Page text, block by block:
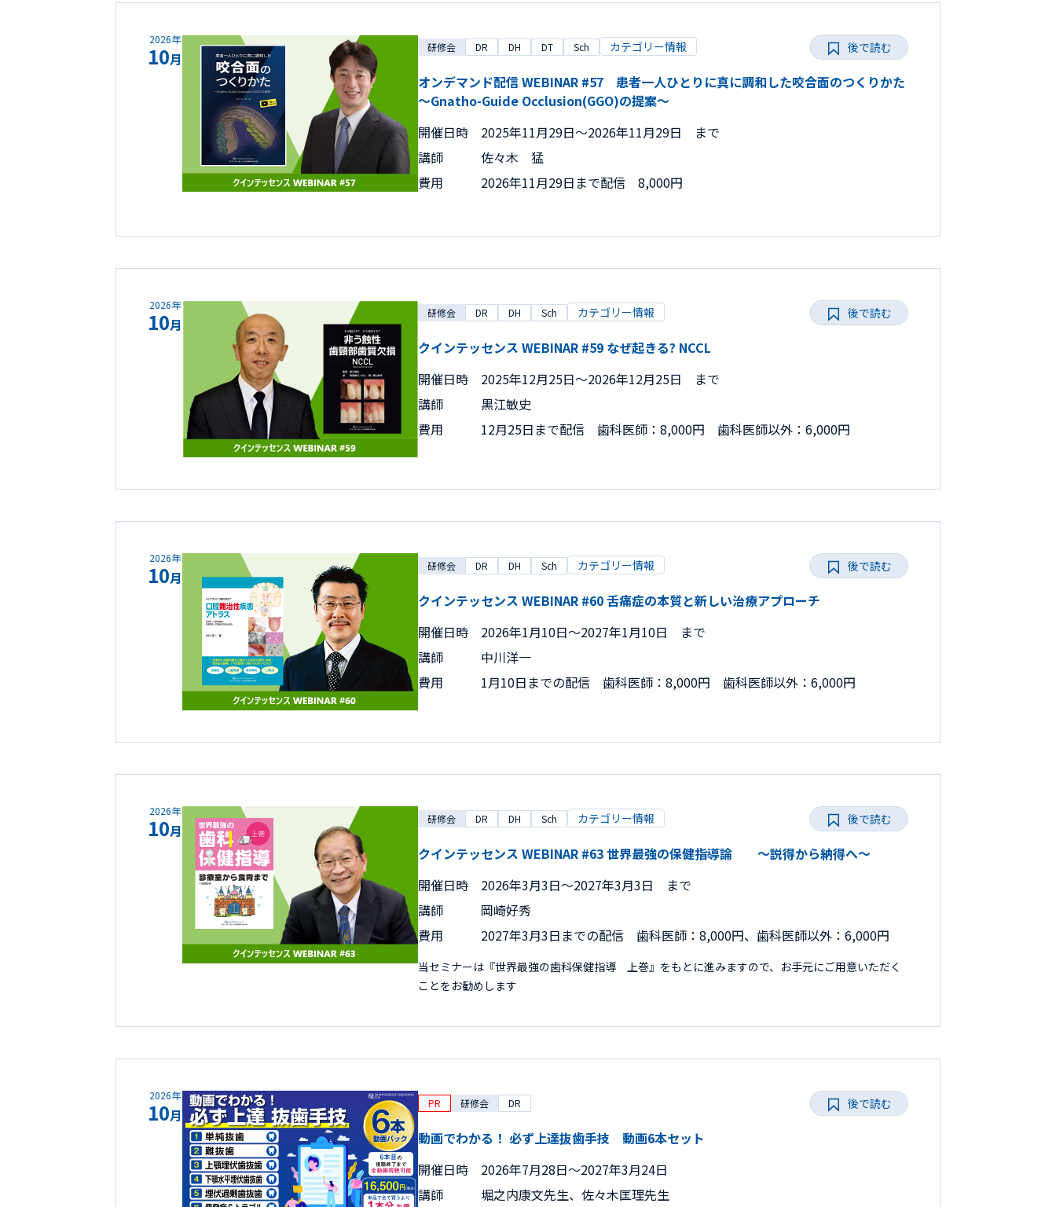
2026年
10月
研修会 DR DH DT Sch カテゴリー情報
オンデマンド配信 WEBINAR #57 患者一人ひとりに真に調和した咬合面のつくりかた
～Gnatho-Guide Occlusion(GGO)の提案～
開催日時
2025年11月29日〜2026年11月29日 まで
講師
佐々木 猛
費用
2026年11月29日まで配信 8,000円
後で読む
2026年
10月
研修会 DR DH Sch カテゴリー情報
クインテッセンス WEBINAR #59 なぜ起きる? NCCL
開催日時
2025年12月25日〜2026年12月25日 まで
講師
黒江敏史
費用
12月25日まで配信 歯科医師：8,000円 歯科医師以外：6,000円
後で読む
2026年
10月
研修会 DR DH Sch カテゴリー情報
クインテッセンス WEBINAR #60 舌痛症の本質と新しい治療アプローチ
開催日時
2026年1月10日〜2027年1月10日 まで
講師
中川洋一
費用
1月10日までの配信 歯科医師：8,000円 歯科医師以外：6,000円
後で読む
2026年
10月
研修会 DR DH Sch カテゴリー情報
クインテッセンス WEBINAR #63 世界最強の保健指導論 ～説得から納得へ～
開催日時
2026年3月3日〜2027年3月3日 まで
講師
岡崎好秀
費用
2027年3月3日までの配信 歯科医師：8,000円、歯科医師以外：6,000円
当セミナーは『世界最強の歯科保健指導 上巻』をもとに進みますので、お手元にご用意いただく
ことをお勧めします
後で読む
2026年
10月
PR 研修会 DR
動画でわかる！ 必ず上達抜歯手技 動画6本セット
開催日時
2026年7月28日〜2027年3月24日
講師
堀之内康文先生、佐々木匡理先生
後で読む